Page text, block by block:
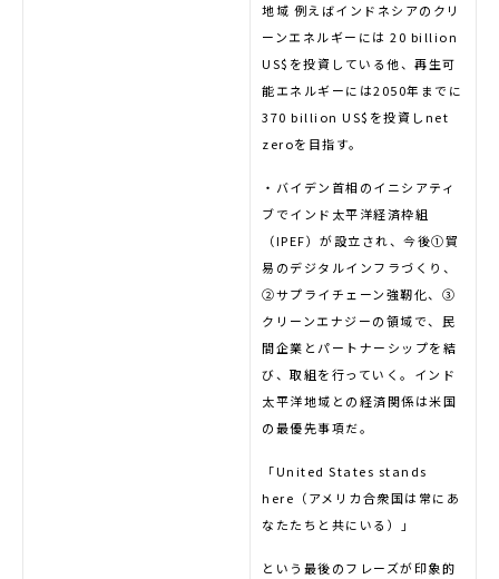
地域 例えばインドネシアのクリ
ーンエネルギーには 20 billion
US$を投資している他、再生可
能エネルギーには2050年までに
370 billion US$を投資しnet
zeroを目指す。
・バイデン首相のイニシアティ
ブでインド太平洋経済枠組
（IPEF）が設立され、今後①貿
易のデジタルインフラづくり、
②サプライチェーン強靭化、③
クリーンエナジーの領域で、民
間企業とパートナーシップを結
び、取組を行っていく。インド
太平洋地域との経済関係は米国
の最優先事項だ。
「United States stands
here（アメリカ合衆国は常にあ
なたたちと共にいる）」
という最後のフレーズが印象的